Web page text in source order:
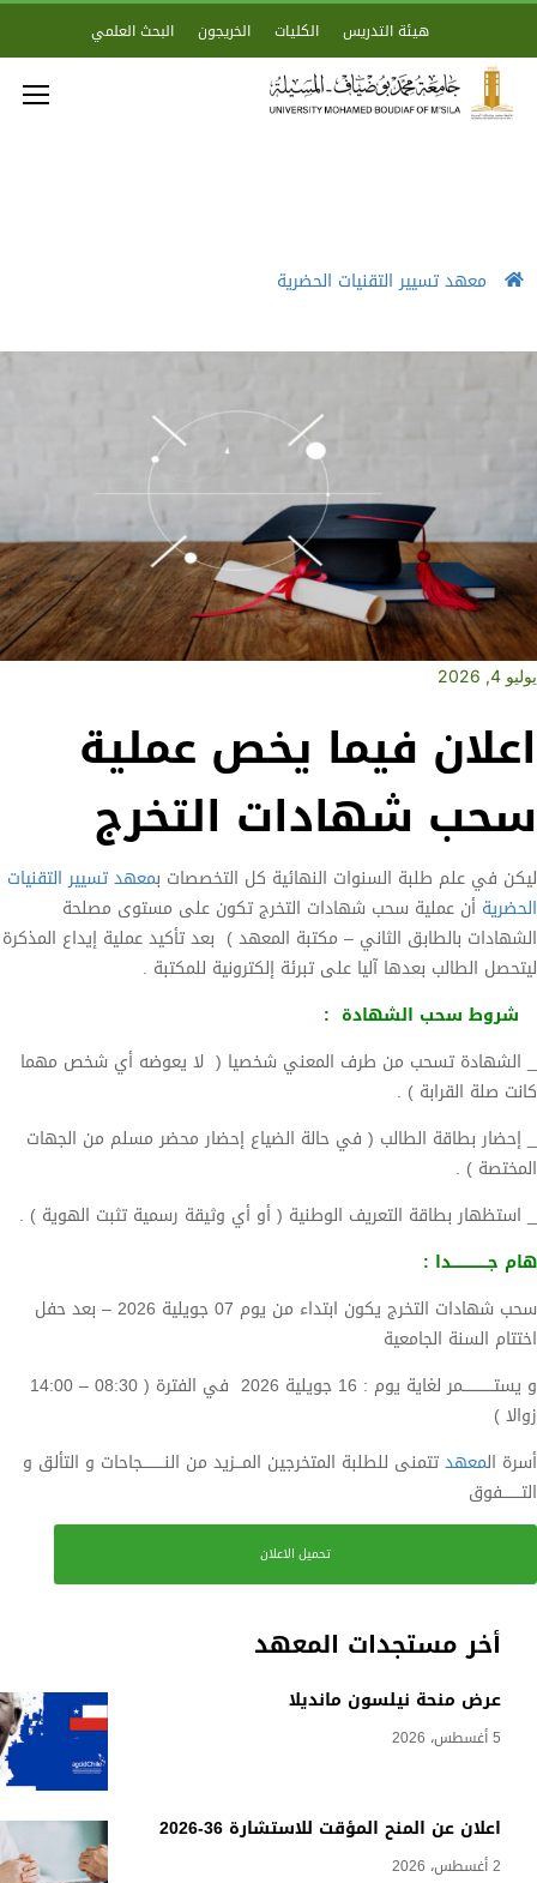
هيئة التدريس الكليات الخريجون البحث العلمي
معهد تسيير التقنيات الحضرية
أخر مستجدات المعهد
عرض منحة نيلسون مانديلا
5 أغسطس، 2026
اعلان عن المنح المؤقت للاستشارة 36-2026
2 أغسطس، 2026
يوليو 4, 2026
اعلان فيما يخص عملية
سحب شهادات التخرج
ليكن في علم طلبة السنوات النهائية كل التخصصات بمعهد تسيير التقنيات
الحضرية أن عملية سحب شهادات التخرج تكون على مستوى مصلحة
الشهادات بالطابق الثاني – مكتبة المعهد ) بعد تأكيد عملية إيداع المذكرة
ليتحصل الطالب بعدها آليا على تبرئة إلكترونية للمكتبة .
شروط سحب الشهادة :
_ الشهادة تسحب من طرف المعني شخصيا ( لا يعوضه أي شخص مهما
كانت صلة القرابة ) .
_ إحضار بطاقة الطالب ( في حالة الضياع إحضار محضر مسلم من الجهات
المختصة ) .
_ استظهار بطاقة التعريف الوطنية ( أو أي وثيقة رسمية تثبت الهوية ) .
هام جـــــــــــــــدا :
سحب شهادات التخرج يكون ابتداء من يوم 07 جويلية 2026 – بعد حفل
اختتام السنة الجامعية
و يستـــــــــــــمر لغاية يوم : 16 جويلية 2026 في الفترة ( 08:30 – 14:00
زوالا )
أسرة المعهدتتمنى للطلبة المتخرجين المـــزيد من النـــــــــجاحات و التألق و
التــــــــفوق
تحميل الاعلان